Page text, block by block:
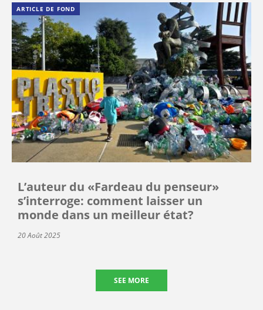
ARTICLE DE FOND
L’auteur du «Fardeau du penseur»
s’interroge: comment laisser un
monde dans un meilleur état?
20 Août 2025
SEE MORE